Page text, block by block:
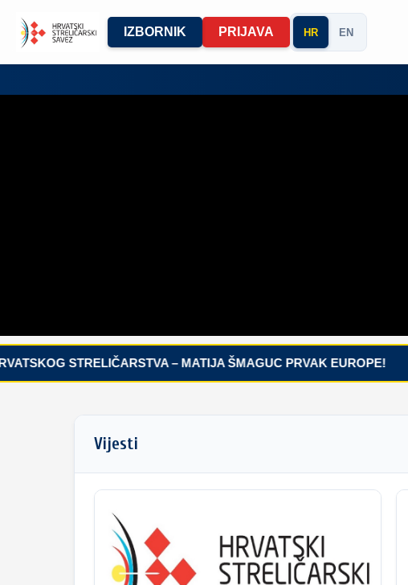
IZBORNIK PRIJAVA HR EN
STRELIČARSTVA – MATIJA ŠMAGUC PRVAK EUROPE!
Vijesti